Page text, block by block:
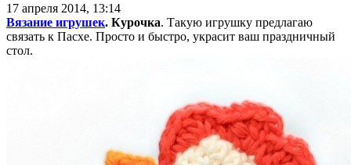
17 апреля 2014, 13:14
Вязание игрушек. Курочка. Такую игрушку предлагаю
связать к Пасхе. Просто и быстро, украсит ваш праздничный
стол.